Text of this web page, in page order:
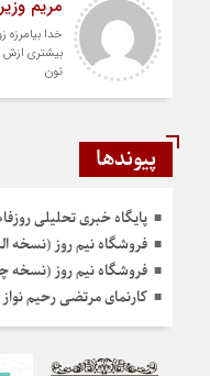
مریم
خدا بیامرزه
بیشتری
تون
پیوندها
پایگاه خبری تحلیلی
فروشگاه نیم روز (نسخه
فروشگاه نیم روز (نسخه
کارنمای مرتضی رحیم نواز